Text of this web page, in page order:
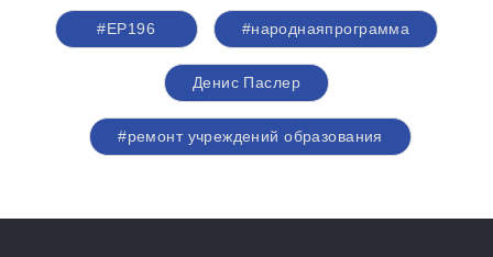
#ЕР196 #народнаяпрограмма
Денис Паслер
#ремонт учреждений образования